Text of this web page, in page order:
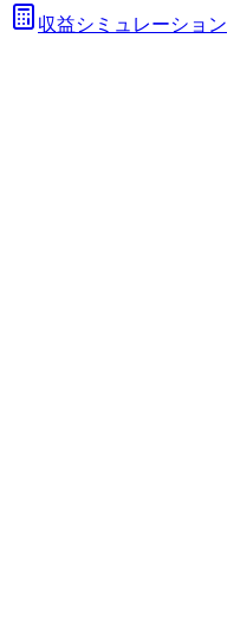
収益シミュレーション